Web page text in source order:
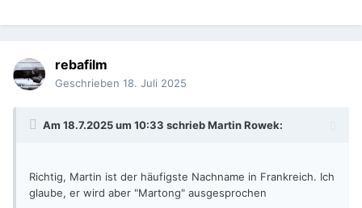
rebafilm
Geschrieben 18. Juli 2025
Am 18.7.2025 um 10:33 schriebMartin Rowek:
Richtig, Martin ist der häufigste Nachname in Frankreich. Ich
glaube, er wird aber "Martong" ausgesprochen